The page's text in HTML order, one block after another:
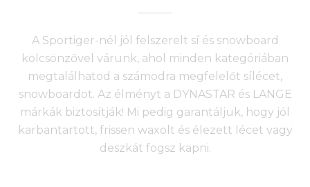
A Sportiger-nél jól felszerelt sí és snowboard
kölcsönzővel várunk, ahol minden kategóriában
megtalálhatod a számodra megfelelőt sílécet,
snowboardot. Az élményt a DYNASTAR és LANGE
márkák biztosítják! Mi pedig garantáljuk, hogy jól
karbantartott, frissen waxolt és élezett lécet vagy
deszkát fogsz kapni.